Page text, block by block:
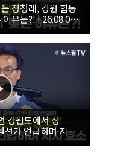
정청래, 강원 합동
?! | 26.08.09
위원 후보 강원 합
강원도에서 상
거 언급하며 지지
주당 당대표·최고위